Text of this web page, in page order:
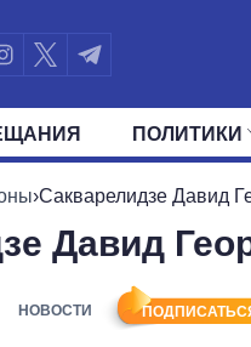
ПОЛИТИКИ
ПРЕЗИДЕНТ И ОФИС
›Сакварелидзе Давид
Давид
НОВОСТИ